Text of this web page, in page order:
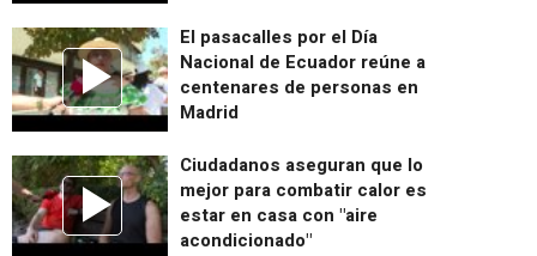
El pasacalles por el Día
Nacional de Ecuador reúne a
centenares de personas en
Madrid
Ciudadanos aseguran que lo
mejor para combatir calor es
estar en casa con "aire
acondicionado"